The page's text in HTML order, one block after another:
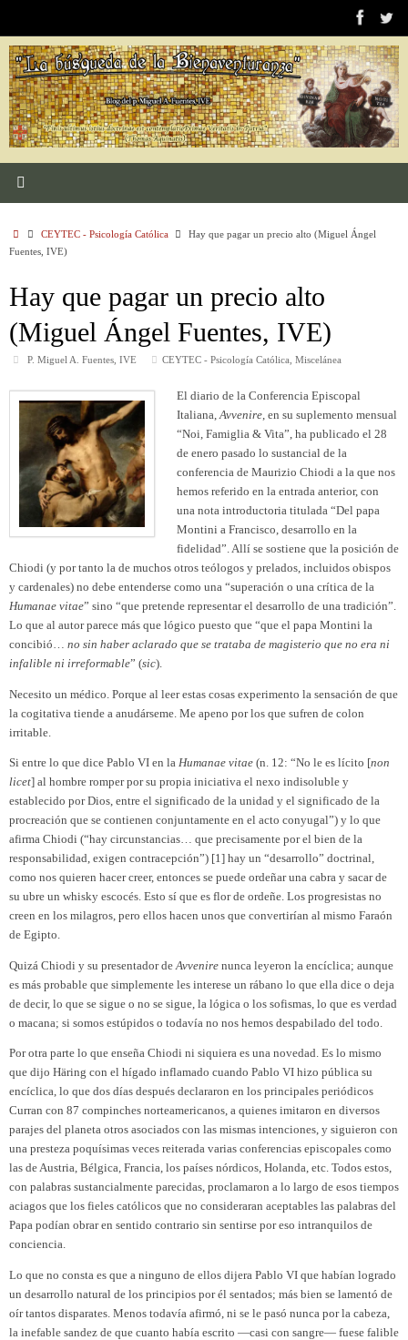
contenido
InicioCEYTEC - Psicología Católica
Hay que pagar un precio alto (Miguel Ángel
Fuentes, IVE)
Hay que pagar un precio alto
(Miguel Ángel Fuentes, IVE)
P. Miguel A. Fuentes, IVE CEYTEC - Psicología Católica ,Miscelánea
El diario de la Conferencia Episcopal
Italiana,Avvenire, en su suplemento mensual
“Noi, Famiglia & Vita”, ha publicado el 28
de enero pasado lo sustancial de la
conferencia de Maurizio Chiodi a la que nos
hemos referido en la entrada anterior, con
una nota introductoria titulada “Del papa
Montini a Francisco, desarrollo en la
fidelidad”. Allí se sostiene que la posición de
Chiodi (y por tanto la de muchos otros teólogos y prelados, incluidos obispos
y cardenales) no debe entenderse como una “superación o una crítica de la
Humanae vitae” sino “que pretende representar el desarrollo de una tradición”.
Lo que al autor parece más que lógico puesto que “que el papa Montini la
concibió… no sin haber aclarado que se trataba de magisterio que no era ni
infalible ni irreformable” (sic).
Necesito un médico. Porque al leer estas cosas experimento la sensación de que
la cogitativa tiende a anudárseme. Me apeno por los que sufren de colon
irritable.
Si entre lo que dice Pablo VI en la Humanae vitae (n. 12: “No le es lícito [non
licet] al hombre romper por su propia iniciativa el nexo indisoluble y
establecido por Dios, entre el significado de la unidad y el significado de la
procreación que se contienen conjuntamente en el acto conyugal”) y lo que
afirma Chiodi (“hay circunstancias… que precisamente por el bien de la
responsabilidad, exigen contracepción”) [1] hay un “desarrollo” doctrinal,
como nos quieren hacer creer, entonces se puede ordeñar una cabra y sacar de
su ubre un whisky escocés. Esto sí que es flor de ordeñe. Los progresistas no
creen en los milagros, pero ellos hacen unos que convertirían al mismo Faraón
de Egipto.
Quizá Chiodi y su presentador de Avvenire nunca leyeron la encíclica; aunque
es más probable que simplemente les interese un rábano lo que ella dice o deja
de decir, lo que se sigue o no se sigue, la lógica o los sofismas, lo que es verdad
o macana; si somos estúpidos o todavía no nos hemos despabilado del todo.
Por otra parte lo que enseña Chiodi ni siquiera es una novedad. Es lo mismo
que dijo Häring con el hígado inflamado cuando Pablo VI hizo pública su
encíclica, lo que dos días después declararon en los principales periódicos
Curran con 87 compinches norteamericanos, a quienes imitaron en diversos
parajes del planeta otros asociados con las mismas intenciones, y siguieron con
una presteza poquísimas veces reiterada varias conferencias episcopales como
las de Austria, Bélgica, Francia, los países nórdicos, Holanda, etc. Todos estos,
con palabras sustancialmente parecidas, proclamaron a lo largo de esos tiempos
aciagos que los fieles católicos que no consideraran aceptables las palabras del
Papa podían obrar en sentido contrario sin sentirse por eso intranquilos de
conciencia.
Lo que no consta es que a ninguno de ellos dijera Pablo VI que habían logrado
un desarrollo natural de los principios por él sentados; más bien se lamentó de
oír tantos disparates. Menos todavía afirmó, ni se le pasó nunca por la cabeza,
la inefable sandez de que cuanto había escrito —casi con sangre— fuese falible